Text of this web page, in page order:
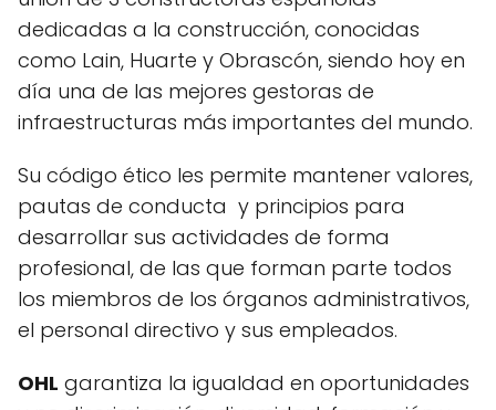
dedicadas a la construcción, conocidas
como Lain, Huarte y Obrascón, siendo hoy en
día una de las mejores gestoras de
infraestructuras más importantes del mundo.
Su código ético les permite mantener valores,
pautas de conducta y principios para
desarrollar sus actividades de forma
profesional, de las que forman parte todos
los miembros de los órganos administrativos,
el personal directivo y sus empleados.
OHL garantiza la igualdad en oportunidades